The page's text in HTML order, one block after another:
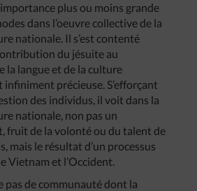
plus ou moins grande
dans l’oeuvre collective de la
nationale. Il s’est contenté
du jésuite au
la langue et de la culture
précieuse. S’efforçant
des individus, il voit dans la
nationale, non pas un
fruit de la volonté ou du talent de
mais le résultat d’un processus
Vietnam et l’Occident.
pas de communauté dont la